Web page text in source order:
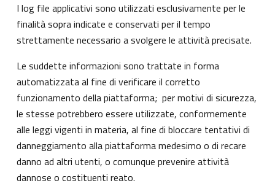
I log file applicativi sono utilizzati esclusivamente per le
finalità sopra indicate e conservati per il tempo
strettamente necessario a svolgere le attività precisate.
Le suddette informazioni sono trattate in forma
automatizzata al fine di verificare il corretto
funzionamento della piattaforma; per motivi di sicurezza,
le stesse potrebbero essere utilizzate, conformemente
alle leggi vigenti in materia, al fine di bloccare tentativi di
danneggiamento alla piattaforma medesimo o di recare
danno ad altri utenti, o comunque prevenire attività
dannose o costituenti reato.